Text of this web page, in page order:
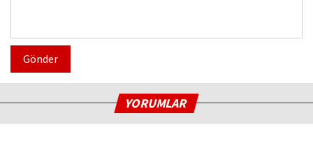
Gönder
YORUMLAR